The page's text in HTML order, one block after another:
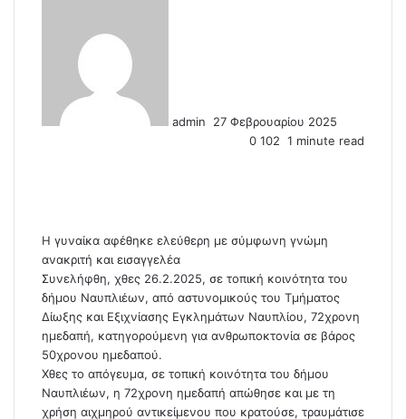
admin
e
27 Φεβρουαρίου 2025
0 102 1 minute read
Η γυναίκα αφέθηκε ελεύθερη με σύμφωνη γνώμη
ανακριτή και εισαγγελέα
Συνελήφθη, χθες 26.2.2025, σε τοπική κοινότητα του
δήμου Ναυπλιέων, από αστυνομικούς του Τμήματος
Δίωξης και Εξιχνίασης Εγκλημάτων Ναυπλίου, 72χρονη
ημεδαπή, κατηγορούμενη για ανθρωποκτονία σε βάρος
50χρονου ημεδαπού.
Χθες το απόγευμα, σε τοπική κοινότητα του δήμου
Ναυπλιέων, η 72χρονη ημεδαπή απώθησε και με τη
χρήση αιχμηρού αντικείμενου που κρατούσε, τραυμάτισε